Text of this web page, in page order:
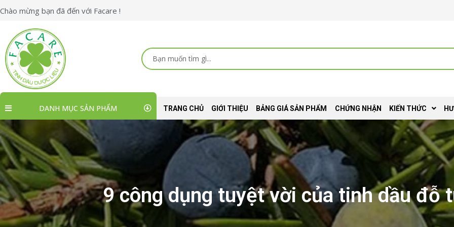
Skip
content
Chào mừng bạn đã đến với Facare !
Search
...
DANH MỤC SẢN PHẨM TRANG CHỦ GIỚI THIỆU BẢNG GIÁ SẢN PHẨM CHỨNG NHẬN KIẾN THỨC
9 công dụng tuyệt vời của tinh dầu đỗ